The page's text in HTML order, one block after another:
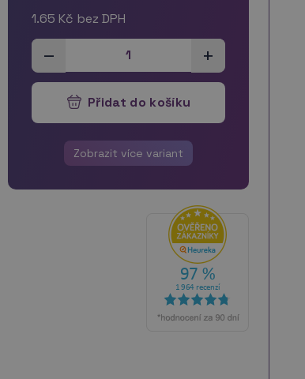
1.65 Kč bez DPH
+
–
Přidat do košíku